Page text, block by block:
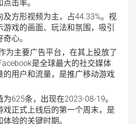
击率。
及方形视频为主，占44.33%。视
戏的画面、玩法和氛围，吸引
心。
为主要广告平台，在其上投放了
是全球最大的社交媒体
的用户和流量，是推广移动游戏
为625条，出现在2023-08-19。
戏正式上线后的第一个周末，是
验的关键时期。